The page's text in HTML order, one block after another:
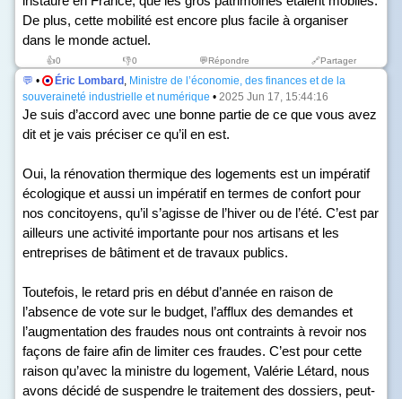
De plus, cette mobilité est encore plus facile à organiser
dans le monde actuel.
👍0 👎0 💬Répondre 🔗Partager
💬 • Éric Lombard , Ministre de l’économie, des finances et de la
souveraineté industrielle et numérique • 2025 Jun 17, 15:44:16
Je suis d’accord avec une bonne partie de ce que vous avez
dit et je vais préciser ce qu’il en est.
Oui, la rénovation thermique des logements est un impératif
écologique et aussi un impératif en termes de confort pour
nos concitoyens, qu’il s’agisse de l’hiver ou de l’été. C’est par
ailleurs une activité importante pour nos artisans et les
entreprises de bâtiment et de travaux publics.
Toutefois, le retard pris en début d’année en raison de
l’absence de vote sur le budget, l’afflux des demandes et
l’augmentation des fraudes nous ont contraints à revoir nos
façons de faire afin de limiter ces fraudes. C’est pour cette
raison qu’avec la ministre du logement, Valérie Létard, nous
avons décidé de suspendre le traitement des dossiers, peut-